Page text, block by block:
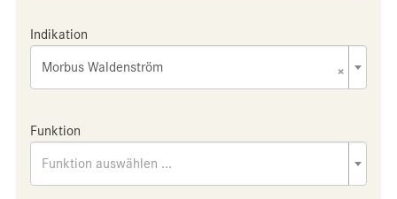
Indikation
×
Morbus Waldenström
Funktion
Funktion auswählen ...